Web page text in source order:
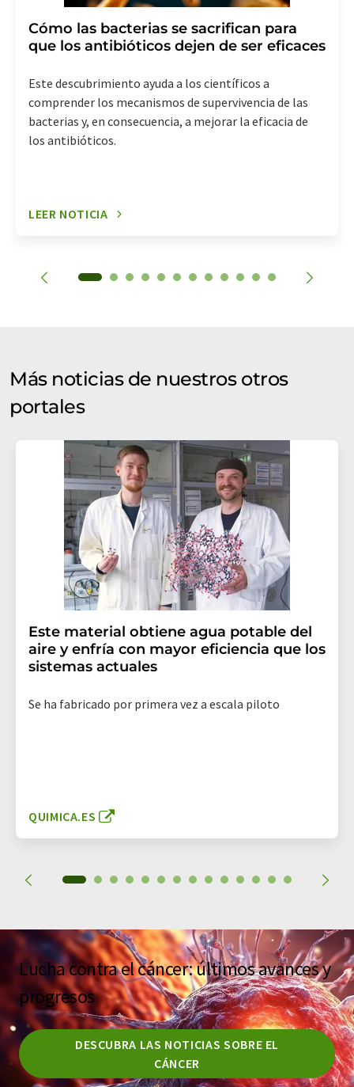
Cómo las bacterias se sacrifican para
que los antibióticos dejen de ser eficaces
Este descubrimiento ayuda a los científicos a
comprender los mecanismos de supervivencia de las
bacterias y, en consecuencia, a mejorar la eficacia de
los antibióticos.
LEER NOTICIA
Más noticias de nuestros otros
portales
Este material obtiene agua potable del
aire y enfría con mayor eficiencia que los
sistemas actuales
Se ha fabricado por primera vez a escala piloto
QUIMICA.ES
Lucha contra el cáncer: últimos avances y
progresos
DESCUBRA LAS NOTICIAS SOBRE EL
CÁNCER